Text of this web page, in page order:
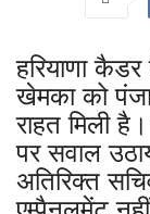
हरियाणा
खेमका को
राहत मिली
पर सवाल
अतिरिक्त